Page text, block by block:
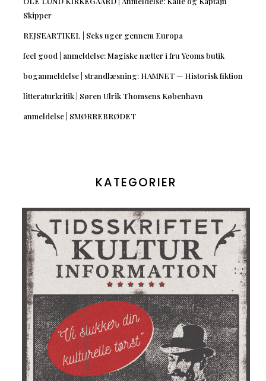
Skipper
REJSEARTIKEL | Seks uger gennem Europa
feel good | anmeldelse: Magiske nætter i fru Yeoms butik
boganmeldelse | strandlæsning: HAMNET — Historisk fiktion
litteraturkritik | Søren Ulrik Thomsens København
anmeldelse | SMØRREBRØDET
KATEGORIER